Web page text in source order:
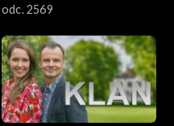
odc. 2569